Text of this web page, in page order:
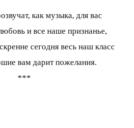
как музыка, для вас
и все наше признанье,
сегодня весь наш класс
вам дарит пожелания.
***